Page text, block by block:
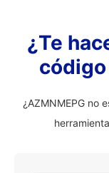
¿Te
¿AZMNMEPG no